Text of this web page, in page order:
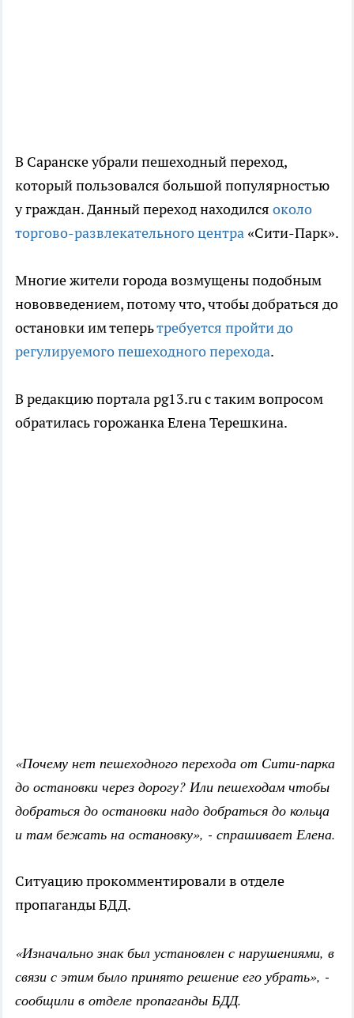
В Саранске убрали пешеходный переход,
который пользовался большой популярностью
у граждан. Данный переход находился около
торгово-развлекательного центра «Сити-Парк».
Многие жители города возмущены подобным
нововведением, потому что, чтобы добраться до
остановки им теперьтребуется пройти до
регулируемого пешеходного перехода.
В редакцию портала pg13.ru c таким вопросом
обратилась горожанка Елена Терешкина.
«Почему нет пешеходного перехода от Сити-парка
до остановки через дорогу? Или пешеходам чтобы
добраться до остановки надо добраться до кольца
и там бежать на остановку», - спрашивает Елена.
Ситуацию прокомментировали в отделе
пропаганды БДД.
«Изначально знак был установлен с нарушениями, в
связи с этим было принято решение его убрать», -
сообщили в отделе пропаганды БДД.